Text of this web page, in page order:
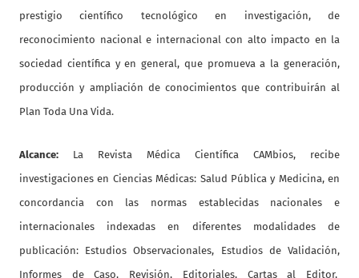
prestigio científico tecnológico en investigación, de
reconocimiento nacional e internacional con alto impacto en la
sociedad científica y en general, que promueva a la generación,
producción y ampliación de conocimientos que contribuirán al
Plan Toda Una Vida.
Alcance: La Revista Médica Científica CAMbios, recibe
investigaciones en Ciencias Médicas: Salud Pública y Medicina, en
concordancia con las normas establecidas nacionales e
internacionales indexadas en diferentes modalidades de
publicación: Estudios Observacionales, Estudios de Validación,
Informes de Caso, Revisión, Editoriales, Cartas al Editor,